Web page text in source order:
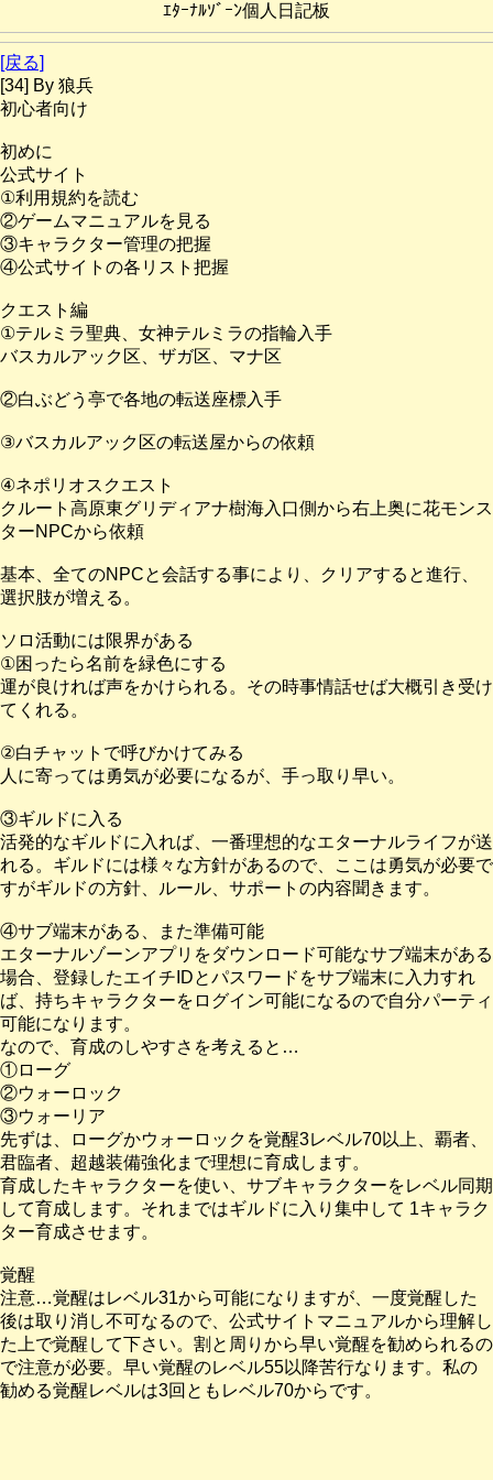
ｴﾀｰﾅﾙｿﾞｰﾝ個人日記板
[戻る]
[34] By 狼兵
初心者向け
初めに
公式サイト
①利用規約を読む
②ゲームマニュアルを見る
③キャラクター管理の把握
④公式サイトの各リスト把握
クエスト編
①テルミラ聖典、女神テルミラの指輪入手
バスカルアック区、ザガ区、マナ区
②白ぶどう亭で各地の転送座標入手
③バスカルアック区の転送屋からの依頼
④ネポリオスクエスト
クルート高原東グリディアナ樹海入口側から右上奥に花モンス
ターNPCから依頼
基本、全てのNPCと会話する事により、クリアすると進行、
選択肢が増える。
ソロ活動には限界がある
①困ったら名前を緑色にする
運が良ければ声をかけられる。その時事情話せば大概引き受け
てくれる。
②白チャットで呼びかけてみる
人に寄っては勇気が必要になるが、手っ取り早い。
③ギルドに入る
活発的なギルドに入れば、一番理想的なエターナルライフが送
れる。ギルドには様々な方針があるので、ここは勇気が必要で
すがギルドの方針、ルール、サポートの内容聞きます。
④サブ端末がある、また準備可能
エターナルゾーンアプリをダウンロード可能なサブ端末がある
場合、登録したエイチIDとパスワードをサブ端末に入力すれ
ば、持ちキャラクターをログイン可能になるので自分パーティ
可能になります。
なので、育成のしやすさを考えると…
①ローグ
②ウォーロック
③ウォーリア
先ずは、ローグかウォーロックを覚醒3レベル70以上、覇者、
君臨者、超越装備強化まで理想に育成します。
育成したキャラクターを使い、サブキャラクターをレベル同期
して育成します。それまではギルドに入り集中して 1キャラク
ター育成させます。
覚醒
注意…覚醒はレベル31から可能になりますが、一度覚醒した
後は取り消し不可なるので、公式サイトマニュアルから理解し
た上で覚醒して下さい。割と周りから早い覚醒を勧められるの
で注意が必要。早い覚醒のレベル55以降苦行なります。私の
勧める覚醒レベルは3回ともレベル70からです。